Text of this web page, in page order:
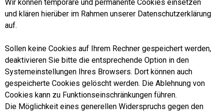
Wir können temporäre und permanente Cookies einsetzen
und klären hierüber im Rahmen unserer Datenschutzerklärung
auf.
Sollen keine Cookies auf Ihrem Rechner gespeichert werden,
deaktivieren Sie bitte die entsprechende Option in den
Systemeinstellungen Ihres Browsers. Dort können auch
gespeicherte Cookies gelöscht werden. Die Ablehnung von
Cookies kann zu Funktionseinschränkungen führen.
Die Möglichkeit eines generellen Widerspruchs gegen den